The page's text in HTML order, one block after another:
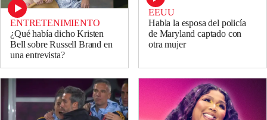
ENTRETENIMIENTO
¿Qué había dicho Kristen
Bell sobre Russell Brand en
una entrevista?
EEUU
Habla la esposa del policía
de Maryland captado con
otra mujer